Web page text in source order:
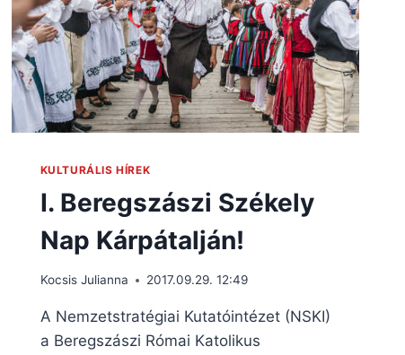
KULTURÁLIS HÍREK
I. Beregszászi Székely
Nap Kárpátalján!
Kocsis Julianna 2017.09.29. 12:49
A Nemzetstratégiai Kutatóintézet (NSKI)
a Beregszászi Római Katolikus